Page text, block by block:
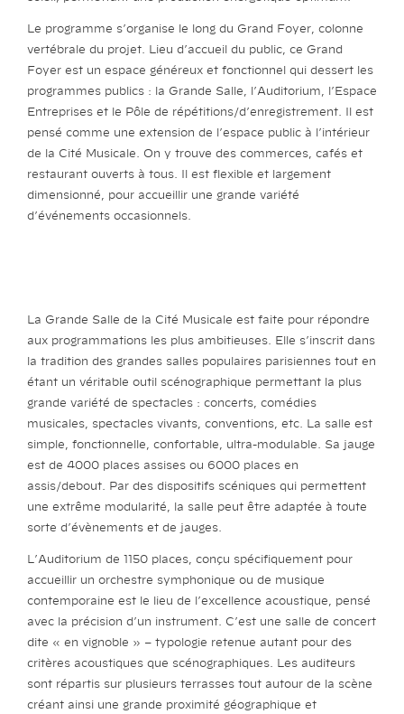
Le programme s’organise le long du Grand Foyer, colonne
vertébrale du projet. Lieu d’accueil du public, ce Grand
Foyer est un espace généreux et fonctionnel qui dessert les
programmes publics : la Grande Salle, l’Auditorium, l’Espace
Entreprises et le Pôle de répétitions/d’enregistrement. Il est
pensé comme une extension de l’espace public à l’intérieur
de la Cité Musicale. On y trouve des commerces, cafés et
restaurant ouverts à tous. Il est flexible et largement
dimensionné, pour accueillir une grande variété
d’événements occasionnels.
La Grande Salle de la Cité Musicale est faite pour répondre
aux programmations les plus ambitieuses. Elle s’inscrit dans
la tradition des grandes salles populaires parisiennes tout en
étant un véritable outil scénographique permettant la plus
grande variété de spectacles : concerts, comédies
musicales, spectacles vivants, conventions, etc. La salle est
simple, fonctionnelle, confortable, ultra-modulable. Sa jauge
est de 4000 places assises ou 6000 places en
assis/debout. Par des dispositifs scéniques qui permettent
une extrême modularité, la salle peut être adaptée à toute
sorte d’évènements et de jauges.
L’Auditorium de 1150 places, conçu spécifiquement pour
accueillir un orchestre symphonique ou de musique
contemporaine est le lieu de l’excellence acoustique, pensé
avec la précision d’un instrument. C’est une salle de concert
dite « en vignoble » – typologie retenue autant pour des
critères acoustiques que scénographiques. Les auditeurs
sont répartis sur plusieurs terrasses tout autour de la scène
créant ainsi une grande proximité géographique et